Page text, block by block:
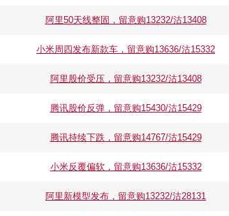
阿里50天线整固，留意购13232/沽13408
小米周四发布新款车，留意购13636/沽15332
阿里股价受压，留意购13232/沽13408
腾讯股价反弹，留意购15430/沽15429
腾讯持续下跌，留意购14767/沽15429
小米反覆偏软，留意购13636/沽15332
阿里新模型发布，留意购13232/沽28131